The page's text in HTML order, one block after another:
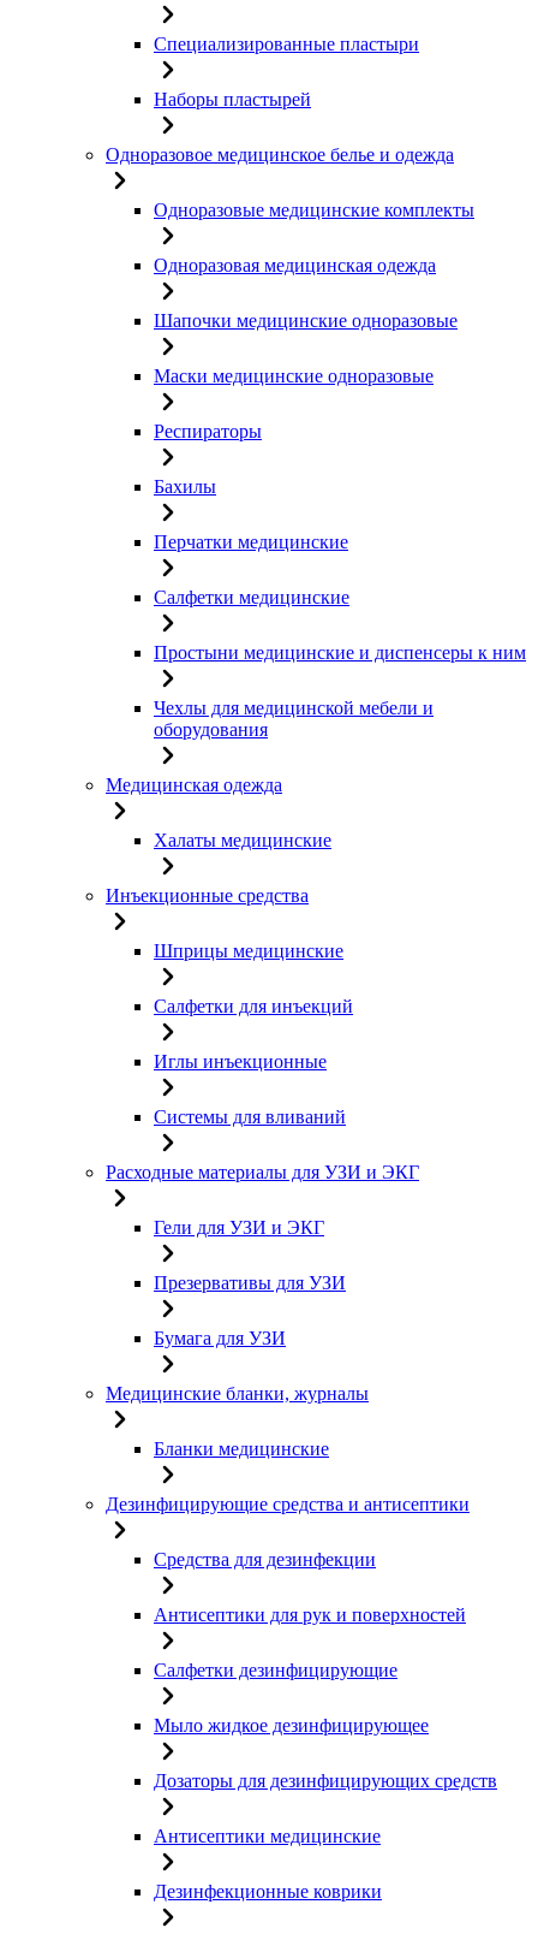
Специализированные пластыри
Наборы пластырей
Одноразовое медицинское белье и одежда
Одноразовые медицинские комплекты
Одноразовая медицинская одежда
Шапочки медицинские одноразовые
Маски медицинские одноразовые
Респираторы
Бахилы
Перчатки медицинские
Салфетки медицинские
Простыни медицинские и диспенсеры к ним
Чехлы для медицинской мебели и
оборудования
Медицинская одежда
Халаты медицинские
Инъекционные средства
Шприцы медицинские
Салфетки для инъекций
Иглы инъекционные
Системы для вливаний
Расходные материалы для УЗИ и ЭКГ
Гели для УЗИ и ЭКГ
Презервативы для УЗИ
Бумага для УЗИ
Медицинские бланки, журналы
Бланки медицинские
Дезинфицирующие средства и антисептики
Средства для дезинфекции
Антисептики для рук и поверхностей
Салфетки дезинфицирующие
Мыло жидкое дезинфицирующее
Дозаторы для дезинфицирующих средств
Антисептики медицинские
Дезинфекционные коврики